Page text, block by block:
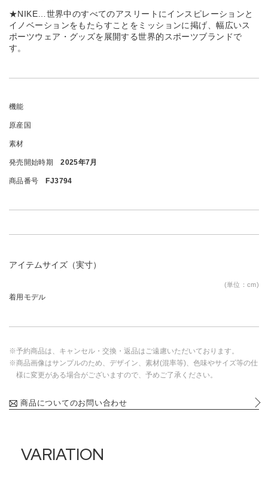
★NIKE…世界中のすべてのアスリートにインスピレーションと
イノベーションをもたらすことをミッションに掲げ、幅広いス
ポーツウェア・グッズを展開する世界的スポーツブランドで
す。
機能
原産国
素材
発売開始時期 2025年7月
商品番号 FJ3794
アイテムサイズ（実寸）
(単位：cm)
着用モデル
※予約商品は、キャンセル・交換・返品はご遠慮いただいております。
※商品画像はサンプルのため、デザイン、素材(混率等)、色味やサイズ等の仕
様に変更がある場合がございますので、予めご了承ください。
商品についてのお問い合わせ
VARIATION